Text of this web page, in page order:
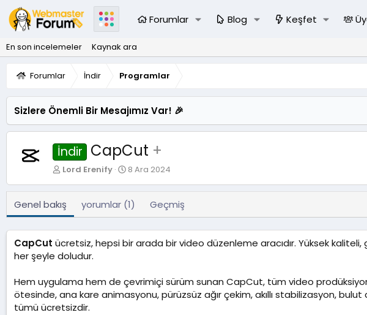
Forumlar Blog Keşfet
En son incelemeler Kaynak ara
Forumlar İndir Programlar
Sizlere Önemli Bir Mesajımız Var! 🎉
İndir CapCut +
Y
a
r
Lord Erenify
O
ş
u
a
t
a
8 Ara 2024
Genel bakış yorumlar (1) Geçmiş
CapCut ücretsiz, hepsi bir arada bir video düzenleme aracıdır. Yüksek
her şeyle doludur.
Hem uygulama hem de çevrimiçi sürüm sunan CapCut, tüm video
ötesinde, ana kare animasyonu, pürüzsüz ağır çekim, akıllı stabilizasyon,
tümü ücretsizdir.